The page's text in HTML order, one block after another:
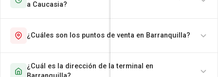
a Caucasia?
¿Cuáles son los puntos de venta en Barranquilla?
¿Cuál es la dirección de la terminal en